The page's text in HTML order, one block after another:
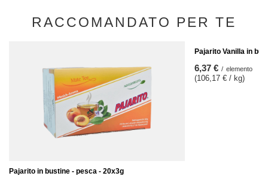
RACCOMANDATO PER TE
Pajarito in bustine - pesca - 20x3g
Pajarito Vanilla in
6,37 € / elemento
(106,17 € / kg)